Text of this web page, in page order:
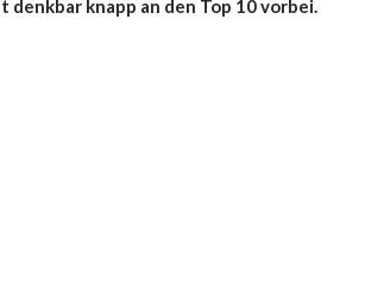
denkbar knapp an den Top 10 vorbei.